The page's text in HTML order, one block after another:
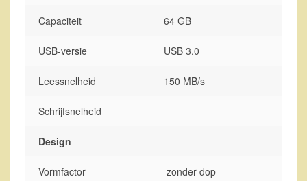
Capaciteit 64 GB
USB-versie USB 3.0
Leessnelheid 150 MB/s
Schrijfsnelheid
Design
Vormfactor zonder dop